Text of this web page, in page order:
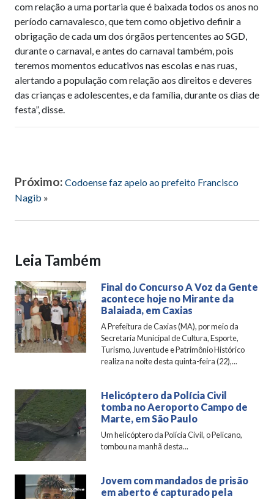
com relação a uma portaria que é baixada todos os anos no
período carnavalesco, que tem como objetivo definir a
obrigação de cada um dos órgãos pertencentes ao SGD,
durante o carnaval, e antes do carnaval também, pois
teremos momentos educativos nas escolas e nas ruas,
alertando a população com relação aos direitos e deveres
das crianças e adolescentes, e da família, durante os dias de
festa”, disse.
Próximo: Codoense faz apelo ao prefeito Francisco
Nagib »
Leia Também
Final do Concurso A Voz da Gente
acontece hoje no Mirante da
Balaiada, em Caxias
A Prefeitura de Caxias (MA), por meio da
Secretaria Municipal de Cultura, Esporte,
Turismo, Juventude e Patrimônio Histórico
realiza na noite desta quinta-feira (22),...
Helicóptero da Polícia Civil
tomba no Aeroporto Campo de
Marte, em São Paulo
Um helicóptero da Polícia Civil, o Pelicano,
tombou na manhã desta...
Jovem com mandados de prisão
em aberto é capturado pela